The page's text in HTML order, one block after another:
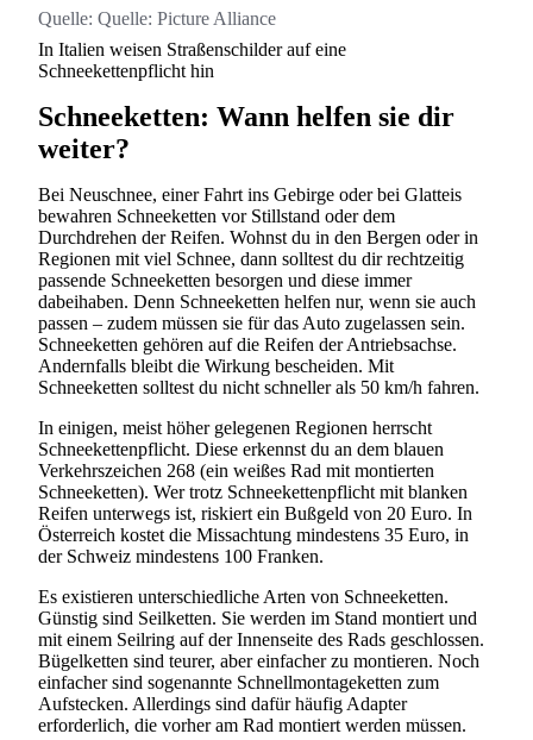
Quelle: Quelle: Picture Alliance
In Italien weisen Straßenschilder auf eine
Schneekettenpflicht hin
Schneeketten: Wann helfen sie dir
weiter?
Bei Neuschnee, einer Fahrt ins Gebirge oder bei Glatteis
bewahren Schneeketten vor Stillstand oder dem
Durchdrehen der Reifen. Wohnst du in den Bergen oder in
Regionen mit viel Schnee, dann solltest du dir rechtzeitig
passende Schneeketten besorgen und diese immer
dabeihaben. Denn Schneeketten helfen nur, wenn sie auch
passen – zudem müssen sie für das Auto zugelassen sein.
Schneeketten gehören auf die Reifen der Antriebsachse.
Andernfalls bleibt die Wirkung bescheiden. Mit
Schneeketten solltest du nicht schneller als 50 km/h fahren.
In einigen, meist höher gelegenen Regionen herrscht
Schneekettenpflicht. Diese erkennst du an dem blauen
Verkehrszeichen 268 (ein weißes Rad mit montierten
Schneeketten). Wer trotz Schneekettenpflicht mit blanken
Reifen unterwegs ist, riskiert ein Bußgeld von 20 Euro. In
Österreich kostet die Missachtung mindestens 35 Euro, in
der Schweiz mindestens 100 Franken.
Es existieren unterschiedliche Arten von Schneeketten.
Günstig sind Seilketten. Sie werden im Stand montiert und
mit einem Seilring auf der Innenseite des Rads geschlossen.
Bügelketten sind teurer, aber einfacher zu montieren. Noch
einfacher sind sogenannte Schnellmontageketten zum
Aufstecken. Allerdings sind dafür häufig Adapter
erforderlich, die vorher am Rad montiert werden müssen.